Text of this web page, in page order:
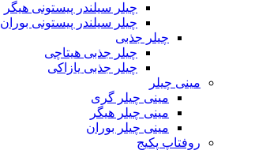
چیلر سیلندر پیستونی هیگر
چیلر سیلندر پیستونی بوران
چیلر جذبی
چیلر جذبی هیتاچی
چیلر جذبی یازاکی
مینی چیلر
مینی چیلر گری
مینی چیلر هیگر
مینی چیلر بوران
روفتاپ پکیج